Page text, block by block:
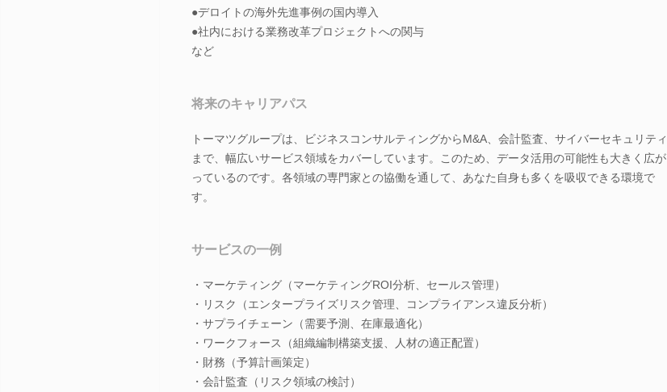
●デロイトの海外先進事例の国内導入
●社内における業務改革プロジェクトへの関与
など
将来のキャリアパス
トーマツグループは、ビジネスコンサルティングからM&A、会計監査、サイバーセキュリティ
まで、幅広いサービス領域をカバーしています。このため、データ活用の可能性も大きく広が
っているのです。各領域の専門家との協働を通して、あなた自身も多くを吸収できる環境で
す。
サービスの一例
・マーケティング（マーケティングROI分析、セールス管理）
・リスク（エンタープライズリスク管理、コンプライアンス違反分析）
・サプライチェーン（需要予測、在庫最適化）
・ワークフォース（組織編制構築支援、人材の適正配置）
・財務（予算計画策定）
・会計監査（リスク領域の検討）